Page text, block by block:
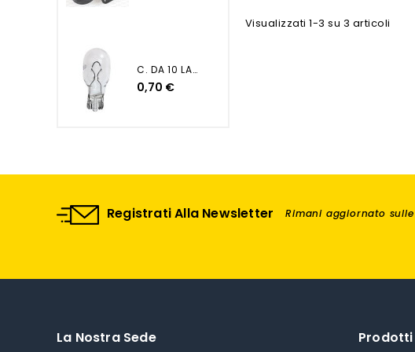
C. DA 10 LAMP. 12V 16W -...
0,70 €
Visualizzati 1-3 su 3 articoli
Registrati Alla Newsletter Rimani aggiornato
La Nostra Sede Prodotti